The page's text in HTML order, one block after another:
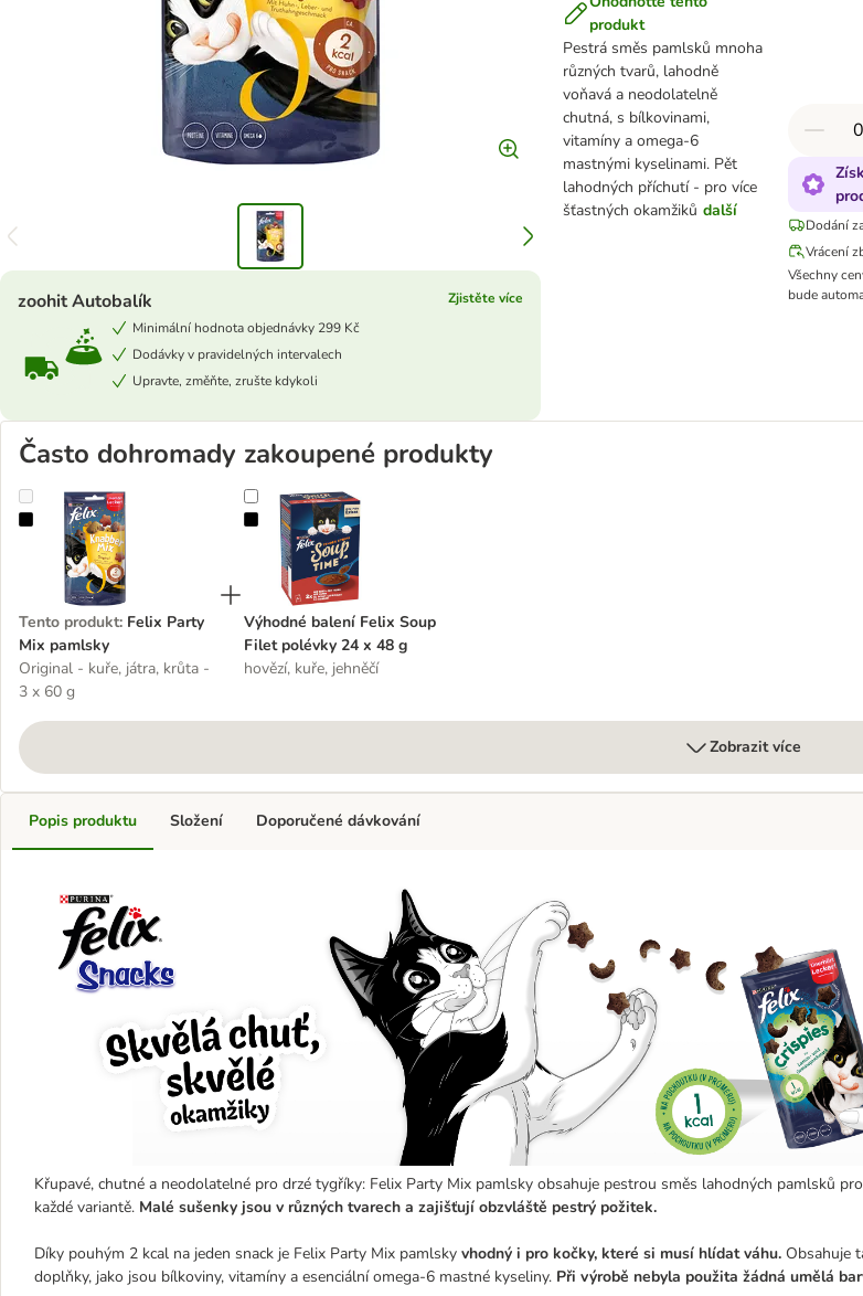
produkt
Pestrá směs pamlsků mnoha
různých tvarů, lahodně
voňavá a neodolatelně
chutná, s bílkovinami,
vitamíny a omega-6
mastnými kyselinami. Pět
lahodných příchutí - pro více
šťastných okamžiků další
zoohit Autobalík
Zjistěte více
Minimální hodnota objednávky 299 Kč
Dodávky v pravidelných intervalech
Upravte, změňte, zrušte kdykoli
Dodání
Vrácení
Všechny
bude
Často dohromady zakoupené produkty
Felix Party Mix pamlsky
Tento produkt: Felix Party
Mix pamlsky
Original - kuře, játra, krůta -
3 x 60 g
Výhodné balení Felix Soup Filet polévky 24 x 48 g
Výhodné balení Felix Soup
Filet polévky 24 x 48 g
hovězí, kuře, jehněčí
Zobrazit více
Popis produktu
Křupavé, chutné a neodolatelné pro drzé tygříky: Felix Party Mix pamlsky obsahuje pestrou směs lahodných pamlsků
každé variantě. Malé sušenky jsou v různých tvarech a zajišťují obzvláště pestrý požitek.
Díky pouhým 2 kcal na jeden snack je Felix Party Mix pamlsky vhodný i pro kočky, které si musí hlídat váhu. Obsahuje
doplňky, jako jsou bílkoviny, vitamíny a esenciální omega-6 mastné kyseliny. Při výrobě nebyla použita žádná umělá
Složení Doporučené dávkování